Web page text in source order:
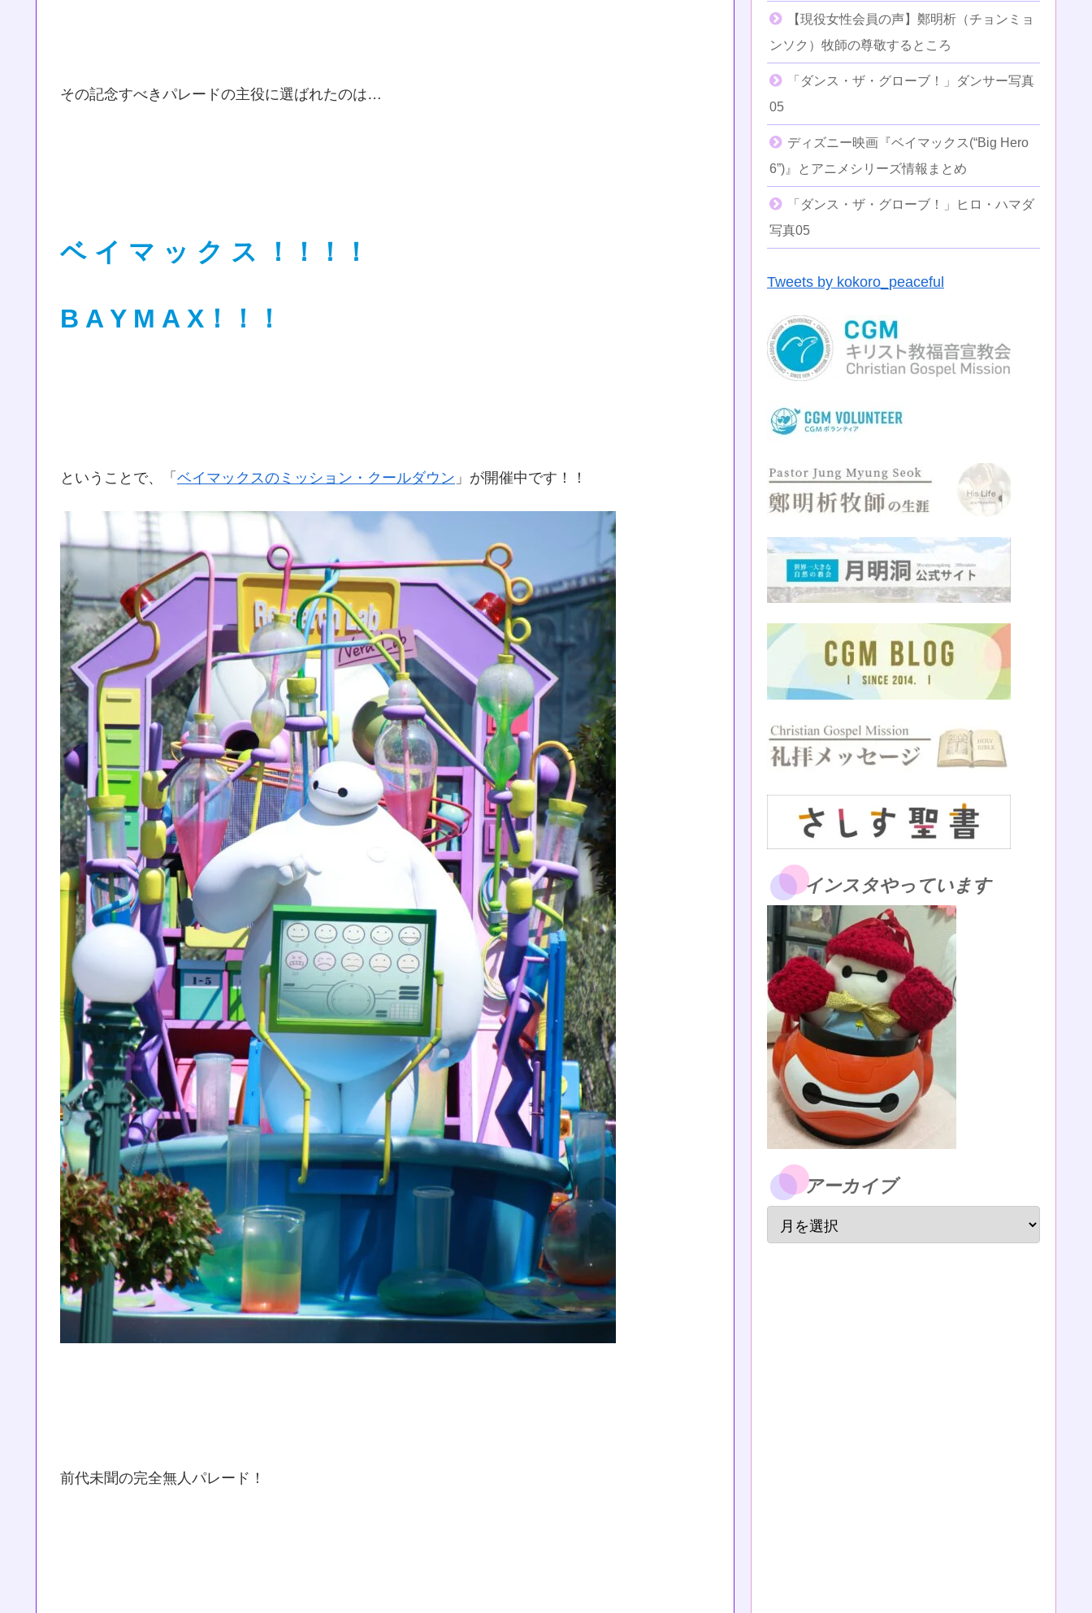
その記念すべきパレードの主役に選ばれたのは…
ベ イ マ ッ ク ス ！！！！
B A Y M A X！！！
ということで、「 ベイマックスのミッション・クールダウン 」が開催中です！！
前代未聞の完全無人パレード！
【現役女性会員の声】鄭明析（チョンミョ
ンソク）牧師の尊敬するところ
「ダンス・ザ・グローブ！」ダンサー写真
05
ディズニー映画『ベイマックス(“Big Hero
6”)』とアニメシリーズ情報まとめ
「ダンス・ザ・グローブ！」ヒロ・ハマダ
写真05
Tweets by kokoro_peaceful
インスタやっています
アーカイブ